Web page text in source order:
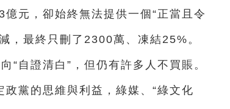
元，卻始終無法提供一個“正當且令
，最終只刪了2300萬、凍結25%。
“自證清白”，但仍有許多人不買賬。
黨的思維與利益，綠媒、“綠文化